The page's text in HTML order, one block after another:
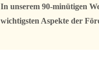
In unserem 90-minütigen
wichtigsten Aspekte der